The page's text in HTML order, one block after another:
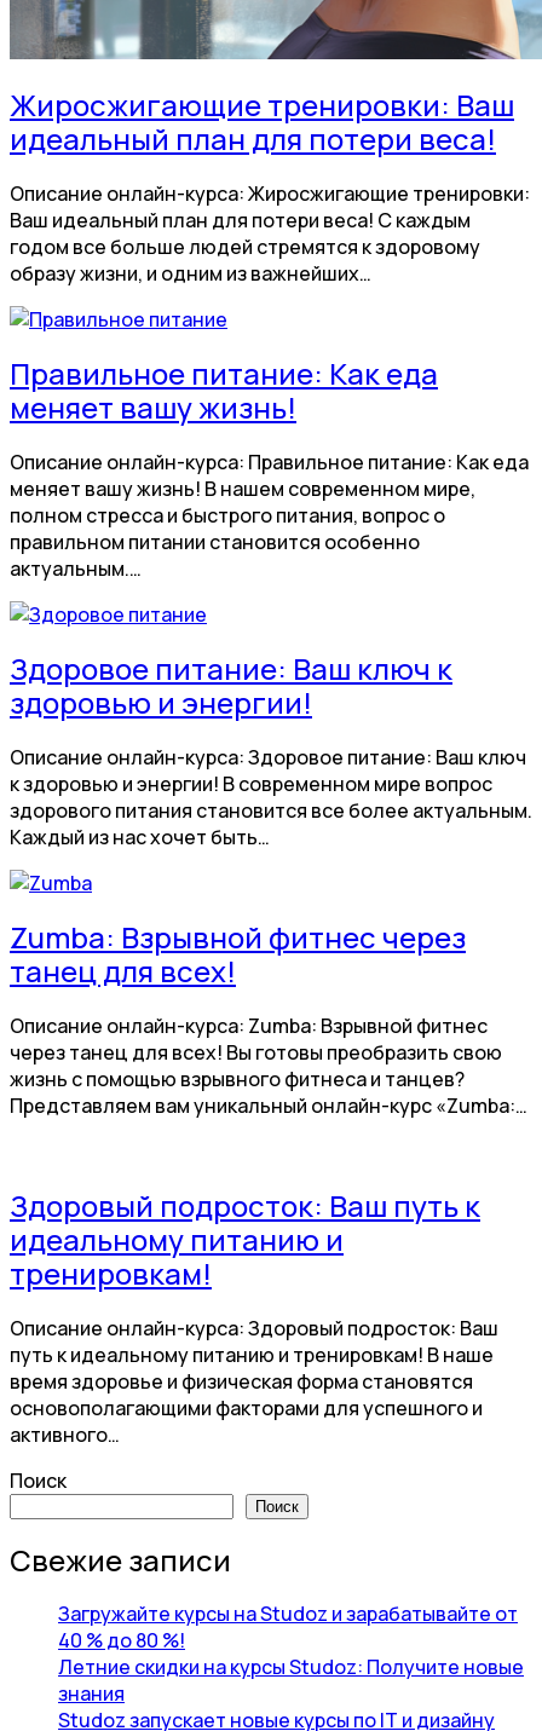
Жиросжигающие тренировки: Ваш
идеальный план для потери веса!
Описание онлайн-курса: Жиросжигающие тренировки:
Ваш идеальный план для потери веса! С каждым
годом все больше людей стремятся к здоровому
образу жизни, и одним из важнейших…
Правильное питание: Как еда
меняет вашу жизнь!
Описание онлайн-курса: Правильное питание: Как еда
меняет вашу жизнь! В нашем современном мире,
полном стресса и быстрого питания, вопрос о
правильном питании становится особенно
актуальным.…
Здоровое питание: Ваш ключ к
здоровью и энергии!
Описание онлайн-курса: Здоровое питание: Ваш ключ
к здоровью и энергии! В современном мире вопрос
здорового питания становится все более актуальным.
Каждый из нас хочет быть…
Zumba: Взрывной фитнес через
танец для всех!
Описание онлайн-курса: Zumba: Взрывной фитнес
через танец для всех! Вы готовы преобразить свою
жизнь с помощью взрывного фитнеса и танцев?
Представляем вам уникальный онлайн-курс «Zumba:…
Здоровый подросток: Ваш путь к
идеальному питанию и
тренировкам!
Описание онлайн-курса: Здоровый подросток: Ваш
путь к идеальному питанию и тренировкам! В наше
время здоровье и физическая форма становятся
основополагающими факторами для успешного и
активного…
Поиск
Поиск
Свежие записи
Загружайте курсы на Studoz и зарабатывайте от
40 % до 80 %!
Летние скидки на курсы Studoz: Получите новые
знания
Studoz запускает новые курсы по IT и дизайну